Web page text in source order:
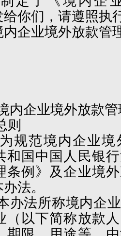
你们，请遵照执
业境外放款管
内企业境外放款
范境内企业境
和国中国人民银
条例》及企业境
法。
法所称境内企业
（以下简称放款